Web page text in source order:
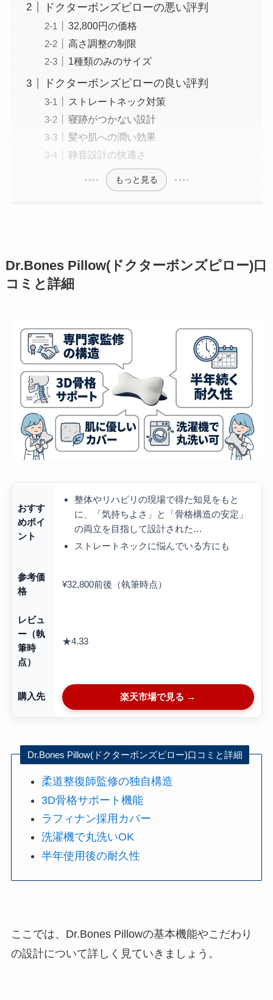
ドクターボンズピローの悪い評判
32,800円の価格
高さ調整の制限
1種類のみのサイズ
ドクターボンズピローの良い評判
ストレートネック対策
寝跡がつかない設計
髪や肌への潤い効果
静音設計の快適さ
もっと見る
Dr.Bones Pillow(ドクターボンズピロー)口
コミと詳細
おすす
めポイ
ント
整体やリハビリの現場で得た知見をもと
に、「気持ちよさ」と「骨格構造の安定」
の両立を目指して設計された…
ストレートネックに悩んでいる方にも
参考価
格
¥32,800前後（執筆時点）
レビュ
ー（執
筆時
点）
★4.33
購入先 楽天市場で見る →
Dr.Bones Pillow(ドクターボンズピロー)口コミと詳細
柔道整復師監修の独自構造
3D骨格サポート機能
ラフィナン採用カバー
洗濯機で丸洗いOK
半年使用後の耐久性
ここでは、Dr.Bones Pillowの基本機能やこだわり
の設計について詳しく見ていきましょう。